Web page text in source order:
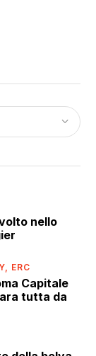
nello
ERC
Capitale
tutta da